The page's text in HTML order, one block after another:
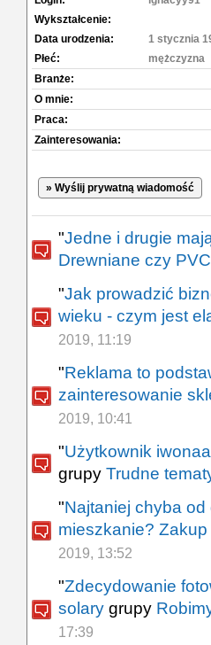
Wykształcenie:
Data urodzenia:
1 stycznia
Płeć:
mężczyzna
Branże:
O mnie:
Praca:
Zainteresowania:
» Wyślij prywatną wiadomość
"Jedne i drugie
Drewniane czy
"Jak prowadzić
wieku - czym jest
2019, 11:19
"Reklama to
zainteresowanie
2019, 10:41
"Użytkownik
grupy Trudne
"Najtaniej chyba od
mieszkanie?
2019, 13:52
"Zdecydowanie
solary grupy
17:39